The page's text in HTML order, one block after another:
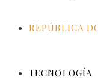
REPÚBLICA
TECNOLOGÍA